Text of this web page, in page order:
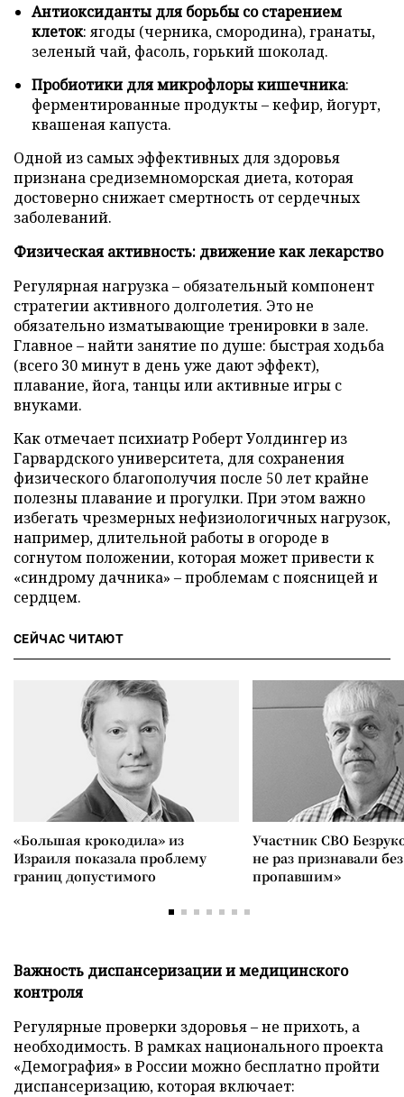
Антиоксиданты для борьбы со старением
клеток: ягоды (черника, смородина), гранаты,
зеленый чай, фасоль, горький шоколад.
Пробиотики для микрофлоры кишечника:
ферментированные продукты – кефир, йогурт,
квашеная капуста.
Одной из самых эффективных для здоровья
признана средиземноморская диета, которая
достоверно снижает смертность от сердечных
заболеваний.
Физическая активность: движение как лекарство
Регулярная нагрузка – обязательный компонент
стратегии активного долголетия. Это не
обязательно изматывающие тренировки в зале.
Главное – найти занятие по душе: быстрая ходьба
(всего 30 минут в день уже дают эффект),
плавание, йога, танцы или активные игры с
внуками.
Как отмечает психиатр Роберт Уолдингер из
Гарвардского университета, для сохранения
физического благополучия после 50 лет крайне
полезны плавание и прогулки. При этом важно
избегать чрезмерных нефизиологичных нагрузок,
например, длительной работы в огороде в
согнутом положении, которая может привести к
«синдрому дачника» – проблемам с поясницей и
сердцем.
СЕЙЧАС ЧИТАЮТ
«Большая крокодила» из
Израиля показала проблему
границ допустимого
Участник СВО
не раз признавали
пропавшим»
Важность диспансеризации и медицинского
контроля
Регулярные проверки здоровья – не прихоть, а
необходимость. В рамках национального проекта
«Демография» в России можно бесплатно пройти
диспансеризацию, которая включает: